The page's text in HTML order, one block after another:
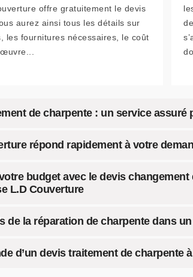
offre gratuitement le devis
aurez ainsi tous les détails sur
les fournitures nécessaires, le coût
de charpente : un service assuré
répond rapidement à votre
budget avec le devis
L.D Couverture
de la réparation de charpente dans
d’un devis traitement de charpente